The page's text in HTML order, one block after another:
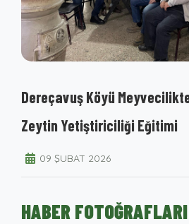
Dereçavuş Köyü
Zeytin Yetiştiriciliği Eğitimi
09 ŞUBAT 2026
HABER FOTOĞRAFLARI